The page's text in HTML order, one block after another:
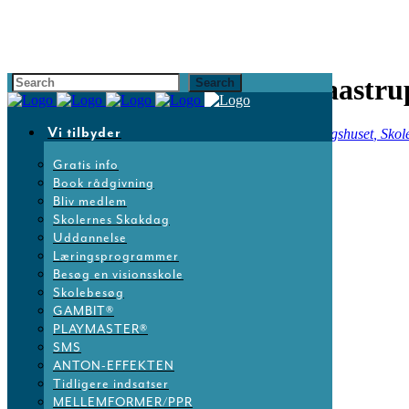
Vi tilbyder
Gratis info
Book rådgivning
Bliv medlem
Skolernes Skakdag
Uddannelse
Læringsprogrammer
Besøg en visionsskole
Skolebesøg
GAMBIT®
PLAYMASTER®
SMS
ANTON-EFFEKTEN
Tidligere indsatser
MELLEMFORMER/PPR
PLAYMASTER® Høje-
jan 9:0014:00PLAYMASTER® Høje-Taastrup Læringshuset,